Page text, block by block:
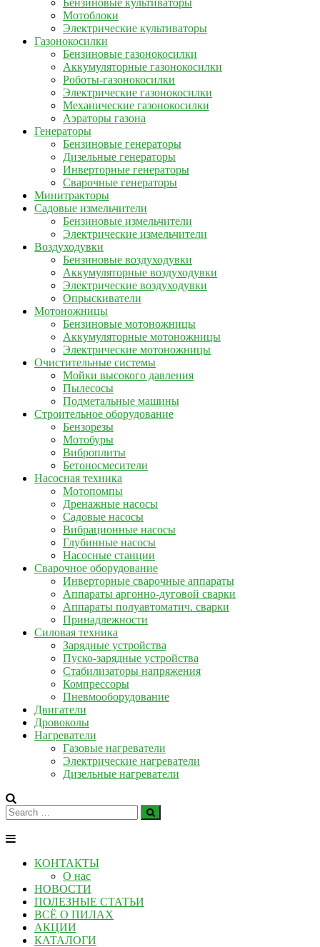
Бензиновые культиваторы
Мотоблоки
Электрические культиваторы
Газонокосилки
Бензиновые газонокосилки
Аккумуляторные газонокосилки
Роботы-газонокосилки
Электрические газонокосилки
Механические газонокосилки
Аэраторы газона
Генераторы
Бензиновые генераторы
Дизельные генераторы
Инверторные генераторы
Сварочные генераторы
Минитракторы
Садовые измельчители
Бензиновые измельчители
Электрические измельчители
Воздуходувки
Бензиновые воздуходувки
Аккумуляторные воздуходувки
Электрические воздуходувки
Опрыскиватели
Мотоножницы
Бензиновые мотоножницы
Аккумуляторные мотоножницы
Электрические мотоножницы
Очистительные системы
Мойки высокого давления
Пылесосы
Подметальные машины
Строительное оборудование
Бензорезы
Мотобуры
Виброплиты
Бетоносмесители
Насосная техника
Мотопомпы
Дренажные насосы
Садовые насосы
Вибрационные насосы
Глубинные насосы
Насосные станции
Сварочное оборудование
Инверторные сварочные аппараты
Аппараты аргонно-дуговой сварки
Аппараты полуавтоматич. сварки
Принадлежности
Силовая техника
Зарядные устройства
Пуско-зарядные устройства
Стабилизаторы напряжения
Компрессоры
Пневмооборудование
Двигатели
Дровоколы
Нагреватели
Газовые нагреватели
Электрические нагреватели
Дизельные нагреватели
КОНТАКТЫ
О нас
НОВОСТИ
ПОЛЕЗНЫЕ СТАТЬИ
ВСЁ О ПИЛАХ
АКЦИИ
КАТАЛОГИ